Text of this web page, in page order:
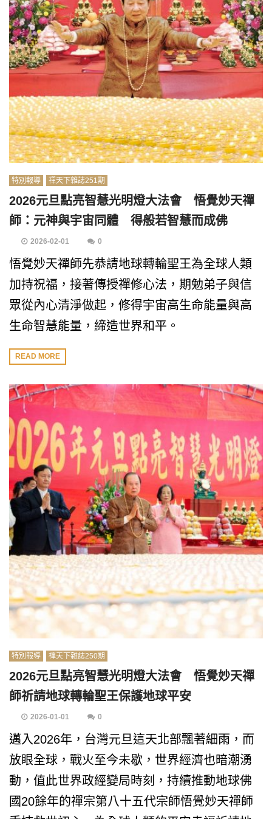
特別報導 禪天下雜誌251期
2026元旦點亮智慧光明燈大法會 悟覺妙天禪
師：元神與宇宙同體 得般若智慧而成佛
2026-02-01 0
悟覺妙天禪師先恭請地球轉輪聖王為全球人類
加持祝福，接著傳授禪修心法，期勉弟子與信
眾從內心清淨做起，修得宇宙高生命能量與高
生命智慧能量，締造世界和平。
READ MORE
特別報導 禪天下雜誌250期
2026元旦點亮智慧光明燈大法會 悟覺妙天禪
師祈請地球轉輪聖王保護地球平安
2026-01-01 0
邁入2026年，台灣元旦這天北部飄著細雨，而
放眼全球，戰火至今未歇，世界經濟也暗潮湧
動，值此世界政經變局時刻，持續推動地球佛
國20餘年的禪宗第八十五代宗師悟覺妙天禪師